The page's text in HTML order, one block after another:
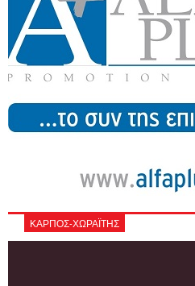
ΚΑΡΠΟΣ-ΧΩΡΑΪΤΗΣ